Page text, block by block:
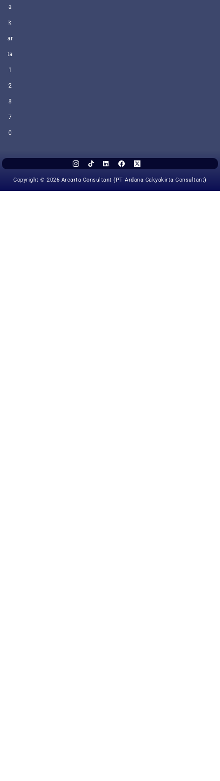
a
k
ar
ta
1
2
8
7
0
Copyright © 2026 Arcarta Consultant (PT Ardana Cakyakirta Consultant)